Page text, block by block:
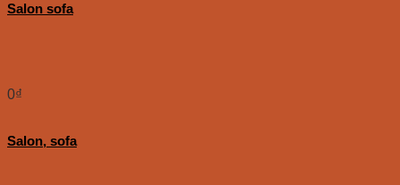
Salon sofa
0₫
Salon, sofa